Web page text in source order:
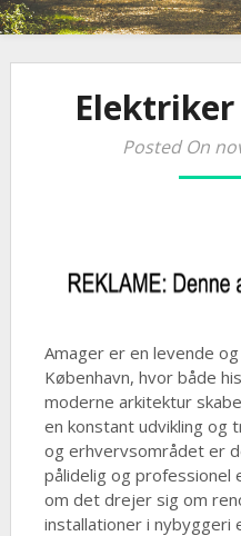
Posted On
Amager er en levende
København, hvor både
moderne arkitektur
en konstant udvikling og
og erhvervsområdet er
pålidelig og professionel
om det drejer sig om
installationer i nybyggeri